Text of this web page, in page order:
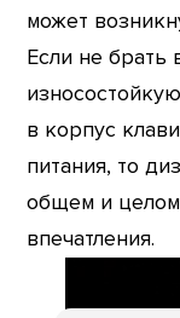
может
Если не брать
в корпус
питания, то
общем и
впечатления.